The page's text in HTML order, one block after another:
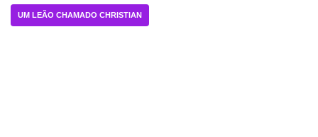
UM LEÃO CHAMADO CHRISTIAN